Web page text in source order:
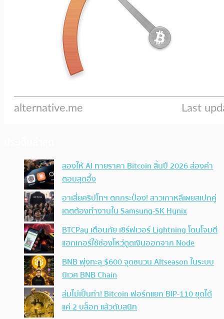
ลองให้ AI ทายราคา Bitcoin สิ้นปี 2026 ส่องคำ
ตอบสุดอึ้ง
อาเสี่ยคริปโทฯ ตกกระป๋อง! สาวเกาหลีเผยสเปกคู่
เดตต้องทำงานใน Samsung-SK Hynix
BTCPay เตือนภัย เซิร์ฟเวอร์ Lightning โดนโจมตี
แฮกเกอร์ใช้ช่องโหว่ดูดเงินออกจาก Node
BNB พุ่งทะลุ $600 จุดชนวน Altseason ในระบบ
นิเวศ BNB Chain
ล่มไม่เป็นท่า! Bitcoin ฟอร์กแยก BIP-110 ขุดได้
แค่ 2 บล็อก แล้วดับสนิท